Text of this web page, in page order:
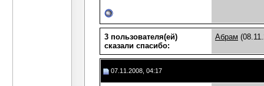
3 пользователя(ей)
сказали cпасибо:
Абрам
07.11.2008, 04:17